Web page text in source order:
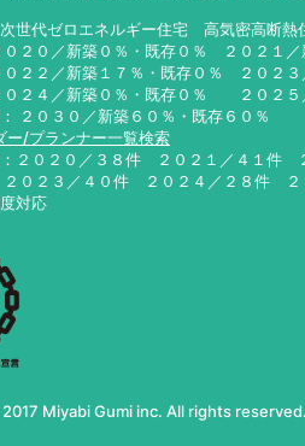
世代ゼロエネルギー住宅 高気密高断
０２０／新築０％・既存０％ ２０２１／
新築１７％・既存０％ ２０２３／
新築０％・既存０％ ２０２５／
２０３０／新築６０％・既存６０％
ー/プランナー一覧検索
：２０２０／３８件 ２０２１／４１件
／４０件 ２０２４／２８件
対応
Miyabi Gumi inc. All rights reserved.